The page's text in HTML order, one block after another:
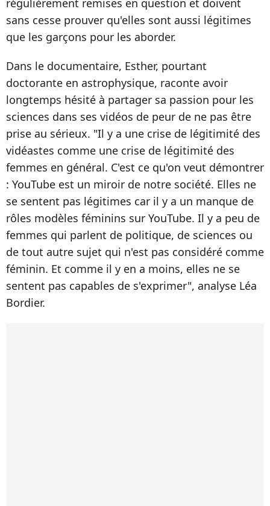
sans cesse prouver qu'elles sont aussi légitimes
que les garçons pour les aborder.
Dans le documentaire, Esther, pourtant
doctorante en astrophysique, raconte avoir
longtemps hésité à partager sa passion pour les
sciences dans ses vidéos de peur de ne pas être
prise au sérieux. "Il y a une crise de légitimité des
vidéastes comme une crise de légitimité des
femmes en général. C'est ce qu'on veut démontrer
: YouTube est un miroir de notre société. Elles ne
se sentent pas légitimes car il y a un manque de
rôles modèles féminins sur YouTube. Il y a peu de
femmes qui parlent de politique, de sciences ou
de tout autre sujet qui n'est pas considéré comme
féminin. Et comme il y en a moins, elles ne se
sentent pas capables de s'exprimer", analyse Léa
Bordier.